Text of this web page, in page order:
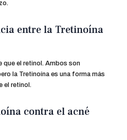
entre la Tretinoína
que el retinol. Ambos son
la Tretinoína es una forma más
el retinol.
contra el acné